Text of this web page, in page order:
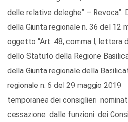
delle relative deleghe” –
della Giunta regionale n. 36 del 12
oggetto “Art. 48, comma l, lettera
dello Statuto della Regione
della Giunta regionale della
regionale n. 6 del 29 maggio
temporanea dei consiglieri
cessazione dalle funzioni dei